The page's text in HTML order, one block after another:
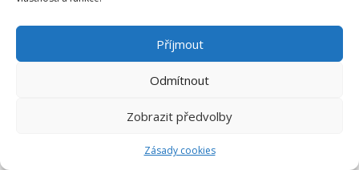
Příjmout
Odmítnout
Zobrazit předvolby
Zásady cookies
IČ: 64827500
© 2026 Eko Bi, s.r.o. |